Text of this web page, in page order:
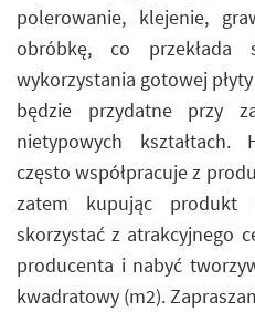
polerowanie, klejenie,
obróbkę, co przekłada
wykorzystania gotowej
będzie przydatne przy
nietypowych
często współpracuje z
zatem kupując produkt
skorzystać z atrakcyjnego
producenta i nabyć
kwadratowy (m2).